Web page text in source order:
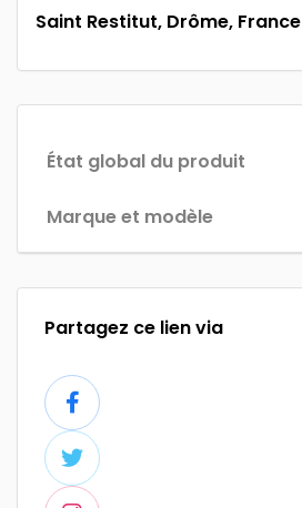
Saint Restitut, Drôme, France
État global du produit
Marque et modèle
Partagez ce lien via